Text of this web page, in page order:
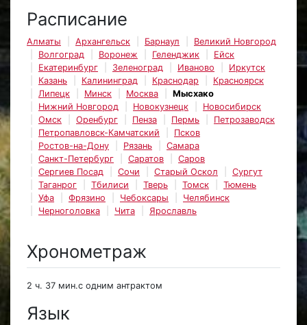
Расписание
Алматы Архангельск Барнаул
Великий Новгород
Волгоград
Воронеж Геленджик
Ейск
Екатеринбург
Зеленоград Иваново
Иркутск
Казань
Калининград Краснодар
Красноярск
Липецк
Минск Москва
Мысхако
Нижний Новгород
Новокузнецк
Новосибирск
Омск
Оренбург Пенза Пермь
Петрозаводск
Петропавловск-Камчатский
Псков
Ростов-на-Дону
Рязань
Самара
Санкт-Петербург
Саратов
Саров
Сергиев Посад
Сочи Старый Оскол
Сургут
Таганрог
Тбилиси Тверь Томск
Тюмень
Уфа
Фрязино Чебоксары
Челябинск
Черноголовка
Чита Ярославль
Хронометраж
2 ч. 37 мин.с одним антрактом
Язык